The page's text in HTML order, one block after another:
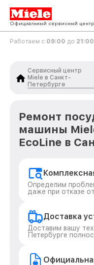
Официальный сервисный
Работаем с 09:00 до 21:00
Сервисный центр
Miele в Санкт-
Петербурге
Ремонт
машины
EcoLine в
Определим
даже при отказе
Доставка
Доставим вашу
Петербурге